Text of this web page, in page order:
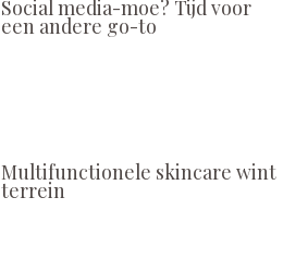
Social media-moe? Tijd voor
een andere go-to
Multifunctionele skincare wint
terrein